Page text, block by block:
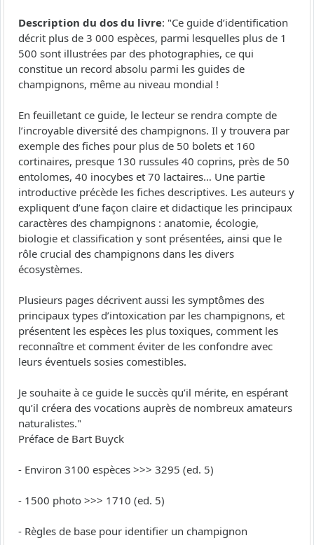
Description du dos du livre: "Ce guide d’identification
décrit plus de 3 000 espèces, parmi lesquelles plus de 1
500 sont illustrées par des photographies, ce qui
constitue un record absolu parmi les guides de
champignons, même au niveau mondial !
En feuilletant ce guide, le lecteur se rendra compte de
l’incroyable diversité des champignons. Il y trouvera par
exemple des fiches pour plus de 50 bolets et 160
cortinaires, presque 130 russules 40 coprins, près de 50
entolomes, 40 inocybes et 70 lactaires… Une partie
introductive précède les fiches descriptives. Les auteurs y
expliquent d’une façon claire et didactique les principaux
caractères des champignons : anatomie, écologie,
biologie et classification y sont présentées, ainsi que le
rôle crucial des champignons dans les divers
écosystèmes.
Plusieurs pages décrivent aussi les symptômes des
principaux types d’intoxication par les champignons, et
présentent les espèces les plus toxiques, comment les
reconnaître et comment éviter de les confondre avec
leurs éventuels sosies comestibles.
Je souhaite à ce guide le succès qu’il mérite, en espérant
qu’il créera des vocations auprès de nombreux amateurs
naturalistes."
Préface de Bart Buyck
- Environ 3100 espèces >>> 3295 (ed. 5)
- 1500 photo >>> 1710 (ed. 5)
- Règles de base pour identifier un champignon